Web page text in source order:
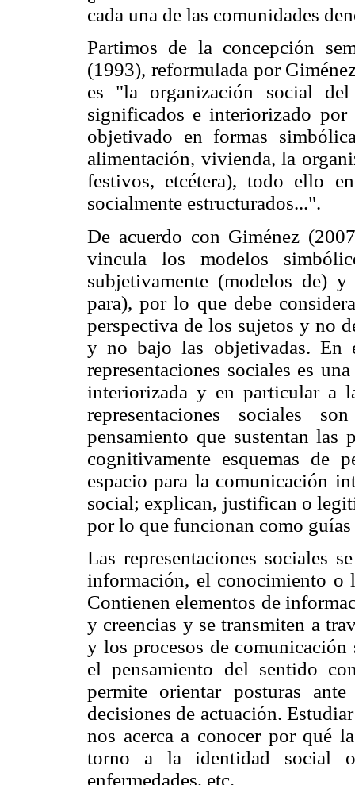
cada una de las comunidades
Partimos de la concepción
(1993), reformulada por
es "la organización social
significados e interiorizado
objetivado en formas
alimentación, vivienda, la
festivos, etcétera), todo ello
socialmente estructurados...".
De acuerdo con Giménez
vincula los modelos
subjetivamente (modelos de)
para), por lo que debe
perspectiva de los sujetos y no
y no bajo las objetivadas. En
representaciones sociales es
interiorizada y en particular a
representaciones sociales
pensamiento que sustentan las
cognitivamente esquemas de
espacio para la comunicación
social; explican, justifican o
por lo que funcionan como
Las representaciones sociales
información, el conocimiento o
Contienen elementos de
y creencias y se transmiten a
y los procesos de comunicación
el pensamiento del sentido
permite orientar posturas
decisiones de actuación.
nos acerca a conocer por qué
torno a la identidad social
enfermedades, etc.